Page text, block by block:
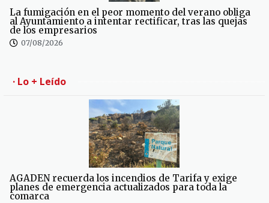
La fumigación en el peor momento del verano obliga
al Ayuntamiento a intentar rectificar, tras las quejas
de los empresarios
07/08/2026
· Lo + Leído
AGADEN recuerda los incendios de Tarifa y exige
planes de emergencia actualizados para toda la
comarca